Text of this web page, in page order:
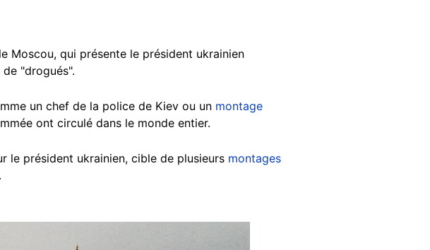
Moscou, qui présente le président ukrainien
"drogués".
un chef de la police de Kiev ou un montage
ont circulé dans le monde entier.
le président ukrainien, cible de plusieurs montages